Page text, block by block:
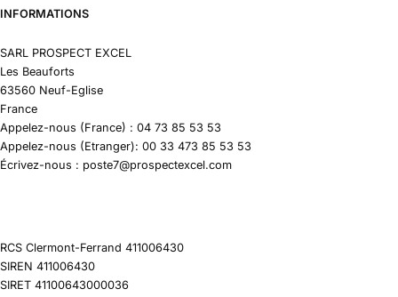
INFORMATIONS
SARL PROSPECT EXCEL
Les Beauforts
63560 Neuf-Eglise
France
Appelez-nous (France) : 04 73 85 53 53
Appelez-nous (Etranger): 00 33 473 85 53 53
Écrivez-nous : poste7@prospectexcel.com
RCS Clermont-Ferrand 411006430
SIREN 411006430
SIRET 41100643000036